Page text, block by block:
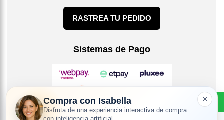
RASTREA TU PEDIDO
Sistemas de Pago